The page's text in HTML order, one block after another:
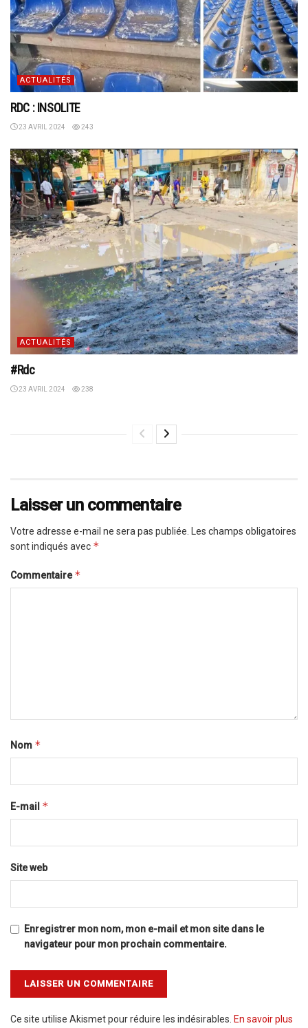
ACTUALITÉS
RDC : INSOLITE
23 AVRIL 2024 243
ACTUALITÉS
#Rdc
23 AVRIL 2024 238
Laisser un commentaire
Votre adresse e-mail ne sera pas publiée. Les champs obligatoires
sont indiqués avec *
Commentaire*
Nom *
E-mail *
Site web
Enregistrer mon nom, mon e-mail et mon site dans le
navigateur pour mon prochain commentaire.
Ce site utilise Akismet pour réduire les indésirables. En savoir plus